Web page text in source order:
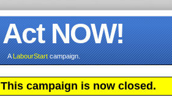
Act NOW!
ALabourStartcampaign.
This campaign is now closed.